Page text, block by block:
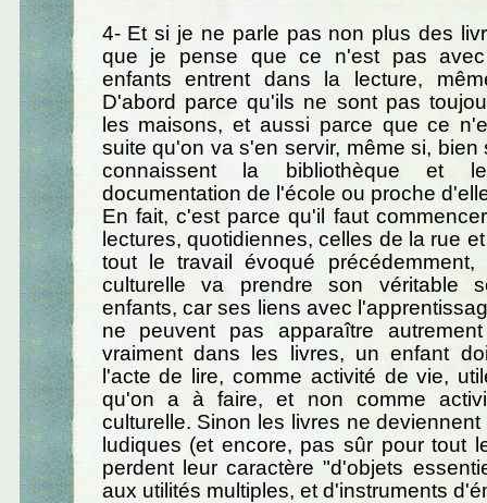
4- Et si je ne parle pas non plus des
que je pense que ce n'est pas
enfants entrent dans la lecture,
D'abord parce qu'ils ne sont pas
les maisons, et aussi parce que ce
suite qu'on va s'en servir, même si, bien
connaissent la bibliothèque et
documentation de l'école ou proche
En fait, c'est parce qu'il faut
lectures, quotidiennes, celles de la rue
tout le travail évoqué
culturelle va prendre son véritable
enfants, car ses liens avec
ne peuvent pas apparaître
vraiment dans les livres, un enfant
l'acte de lire, comme activité de vie,
qu'on a à faire, et non comme
culturelle. Sinon les livres ne
ludiques (et encore, pas sûr pour tout
perdent leur caractère "d'objets
aux utilités multiples, et d'instruments